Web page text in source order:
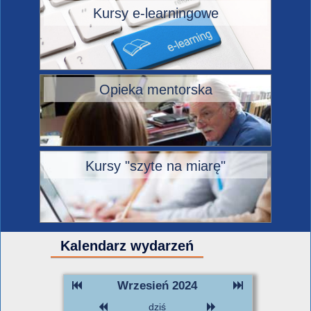
Kursy e-learningowe
Opieka mentorska
Kursy "szyte na miarę"
Kalendarz wydarzeń
Wrzesień 2024
dziś